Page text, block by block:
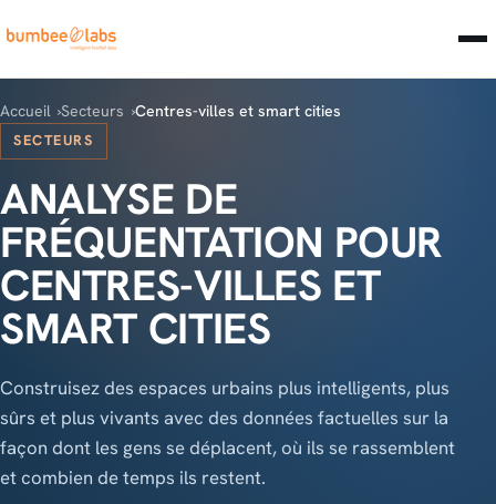
Accueil Secteurs Centres-villes et smart cities
SECTEURS
ANALYSE DE
FRÉQUENTATION POUR
CENTRES-VILLES ET
SMART CITIES
Construisez des espaces urbains plus intelligents, plus
sûrs et plus vivants avec des données factuelles sur la
façon dont les gens se déplacent, où ils se rassemblent
et combien de temps ils restent.